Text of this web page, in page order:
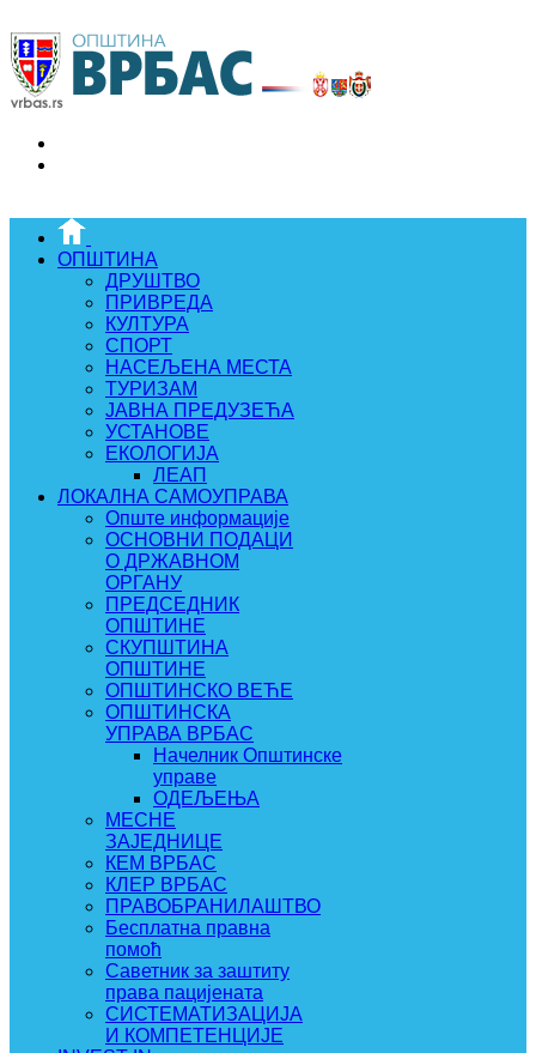
ОПШТИНА
ДРУШТВО
ПРИВРЕДА
КУЛТУРА
СПОРТ
НАСЕЉЕНА МЕСТА
ТУРИЗАМ
ЈАВНА ПРЕДУЗЕЋА
УСТАНОВЕ
ЕКОЛОГИЈА
ЛЕАП
ЛОКАЛНА САМОУПРАВА
Опште информације
ОСНОВНИ ПОДАЦИ
О ДРЖАВНОМ
ОРГАНУ
ПРЕДСЕДНИК
ОПШТИНЕ
СКУПШТИНА
ОПШТИНЕ
ОПШТИНСКО ВЕЋЕ
ОПШТИНСКА
УПРАВА ВРБАС
Начелник Општинске
управе
ОДЕЉЕЊА
МЕСНЕ
ЗАЈЕДНИЦЕ
КЕМ ВРБАС
КЛЕР ВРБАС
ПРАВОБРАНИЛАШТВО
Бесплатна правна
помоћ
Саветник за заштиту
права пацијената
СИСТЕМАТИЗАЦИЈА
И КОМПЕТЕНЦИЈЕ